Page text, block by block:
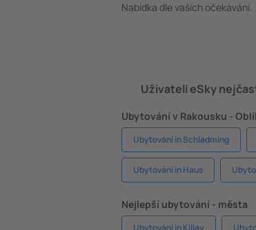
Nabídka dle vašich očekávání.
Uživateli eSky
Ubytování v Rakousku -
Ubytování in Schladming
Ubytování in Haus
Nejlepší ubytování - města
Ubytování in Killay